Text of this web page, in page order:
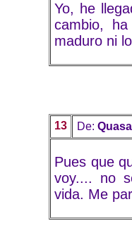
Yo, he
cambio,
maduro ni
13 De:
Pues que
voy.... no
vida. Me